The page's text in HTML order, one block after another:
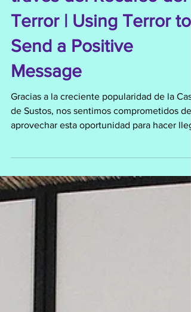
Un Mensaje Positivo a
través del Recurso del
Terror | Using Terror to
Send a Positive
Message
Gracias a la creciente popularidad de la
aprovechar esta oportunidad para hacer
un...